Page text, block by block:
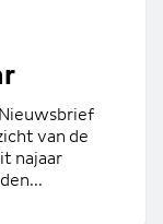
van de
najaar